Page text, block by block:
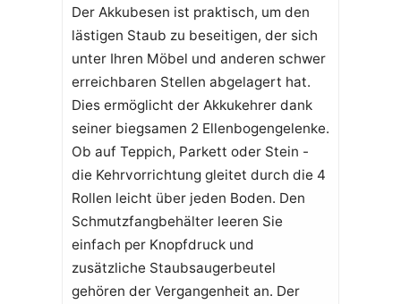
Der Akkubesen ist praktisch, um den
lästigen Staub zu beseitigen, der sich
unter Ihren Möbel und anderen schwer
erreichbaren Stellen abgelagert hat.
Dies ermöglicht der Akkukehrer dank
seiner biegsamen 2 Ellenbogengelenke.
Ob auf Teppich, Parkett oder Stein -
die Kehrvorrichtung gleitet durch die 4
Rollen leicht über jeden Boden. Den
Schmutzfangbehälter leeren Sie
einfach per Knopfdruck und
zusätzliche Staubsaugerbeutel
gehören der Vergangenheit an. Der